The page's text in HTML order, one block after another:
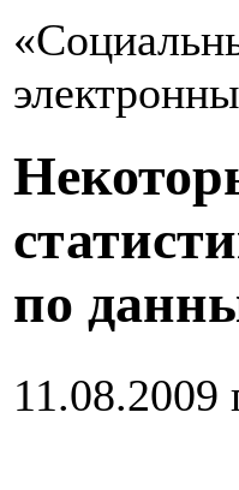
по
11.08.2009